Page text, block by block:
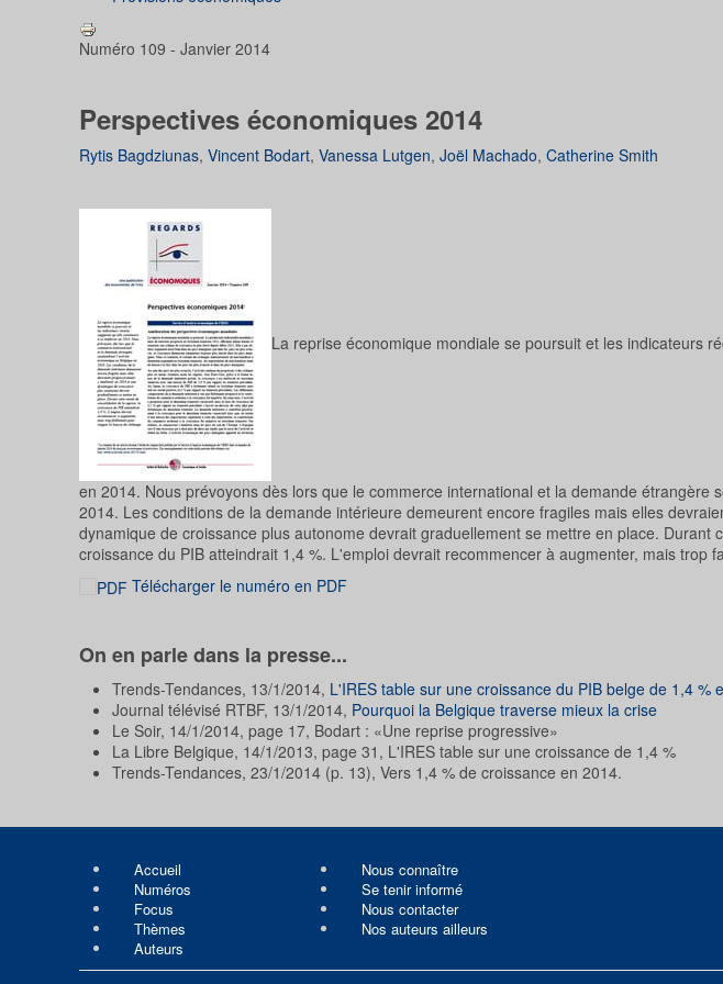
Numéro 109 - Janvier 2014
Perspectives économiques 2014
Rytis Bagdziunas, Vincent Bodart, Vanessa Lutgen, Joël Machado, Catherine Smith
La reprise économique mondiale se poursuit et les indicateurs
en 2014. Nous prévoyons dès lors que le commerce international et la demande étrangère
2014. Les conditions de la demande intérieure demeurent encore fragiles mais elles
dynamique de croissance plus autonome devrait graduellement se mettre en place. Durant
croissance du PIB atteindrait 1,4 %. L'emploi devrait recommencer à augmenter, mais trop
Télécharger le numéro en PDF
On en parle dans la presse...
Trends-Tendances, 13/1/2014, L'IRES table sur une croissance du PIB belge de 1,4 %
Journal télévisé RTBF, 13/1/2014, Pourquoi la Belgique traverse mieux la crise
Le Soir, 14/1/2014, page 17, Bodart : «Une reprise progressive»
La Libre Belgique, 14/1/2013, page 31, L'IRES table sur une croissance de 1,4 %
Trends-Tendances, 23/1/2014 (p. 13), Vers 1,4 % de croissance en 2014.
Accueil
Numéros
Focus
Thèmes
Auteurs
Nous connaître
Se tenir informé
Nous contacter
Nos auteurs ailleurs